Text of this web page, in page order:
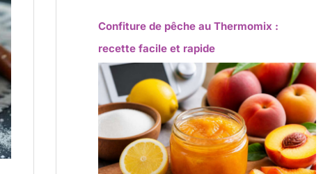
Confiture de pêche au Thermomix :
recette facile et rapide